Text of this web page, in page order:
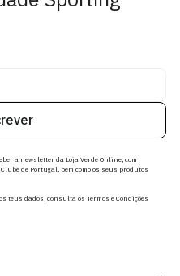
a newsletter da Loja Verde Online, com
de Portugal, bem como os seus produtos
teus dados, consulta os Termos e Condições